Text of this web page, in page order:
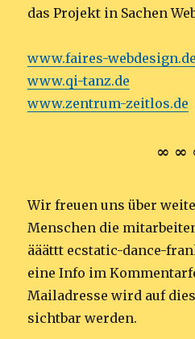
das Projekt in Sachen
www.faires-webdesign.de
www.qi-tanz.de
www.zentrum-zeitlos.de
∞ ∞
Wir freuen uns über
Menschen die
ääättt ecstatic-dance-
eine Info im
Mailadresse wird auf
sichtbar werden.